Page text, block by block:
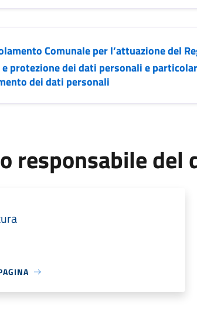
Comunale per l’attuazione del
protezione dei dati personali e
dei dati personali
responsabile del